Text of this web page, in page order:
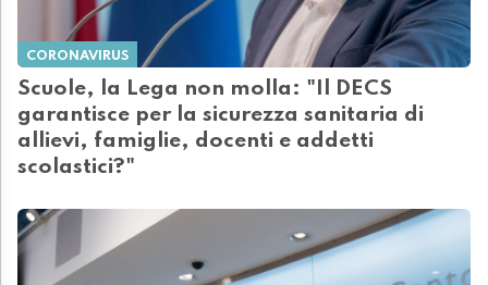
CORONAVIRUS
Scuole, la Lega non molla: "Il DECS
garantisce per la sicurezza sanitaria di
allievi, famiglie, docenti e addetti
scolastici?"